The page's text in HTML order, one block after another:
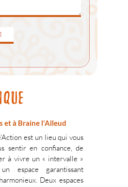
et à Braine l'Alleud
est un lieu qui vous
sentir en confiance, de
à vivre un « intervalle »
espace garantissant
Deux espaces